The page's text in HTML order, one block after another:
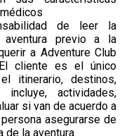
de leer la
aventura previo a la
a Adventure Club
cliente es el único
itinerario, destinos,
actividades,
si van de acuerdo a
asegurarse de
de la aventura.